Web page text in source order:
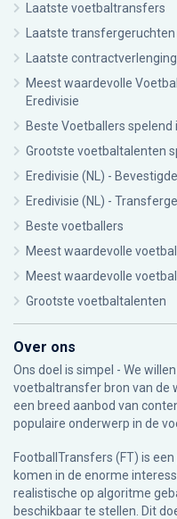
Laatste voetbaltransfers
Laatste transfergeruchten
Laatste
Meest waardevolle
Eredivisie
Beste Voetballers spelend
Grootste voetbaltalenten
Eredivisie (NL) -
Eredivisie (NL) -
Beste voetballers
Meest waardevolle
Meest waardevolle
Grootste voetbaltalenten
Over ons
Ons doel is simpel - We
voetbaltransfer bron van de
een breed aanbod van
populaire onderwerp in de
FootballTransfers (FT) is
komen in de enorme
realistische op algoritme
beschikbaar te stellen. Dit